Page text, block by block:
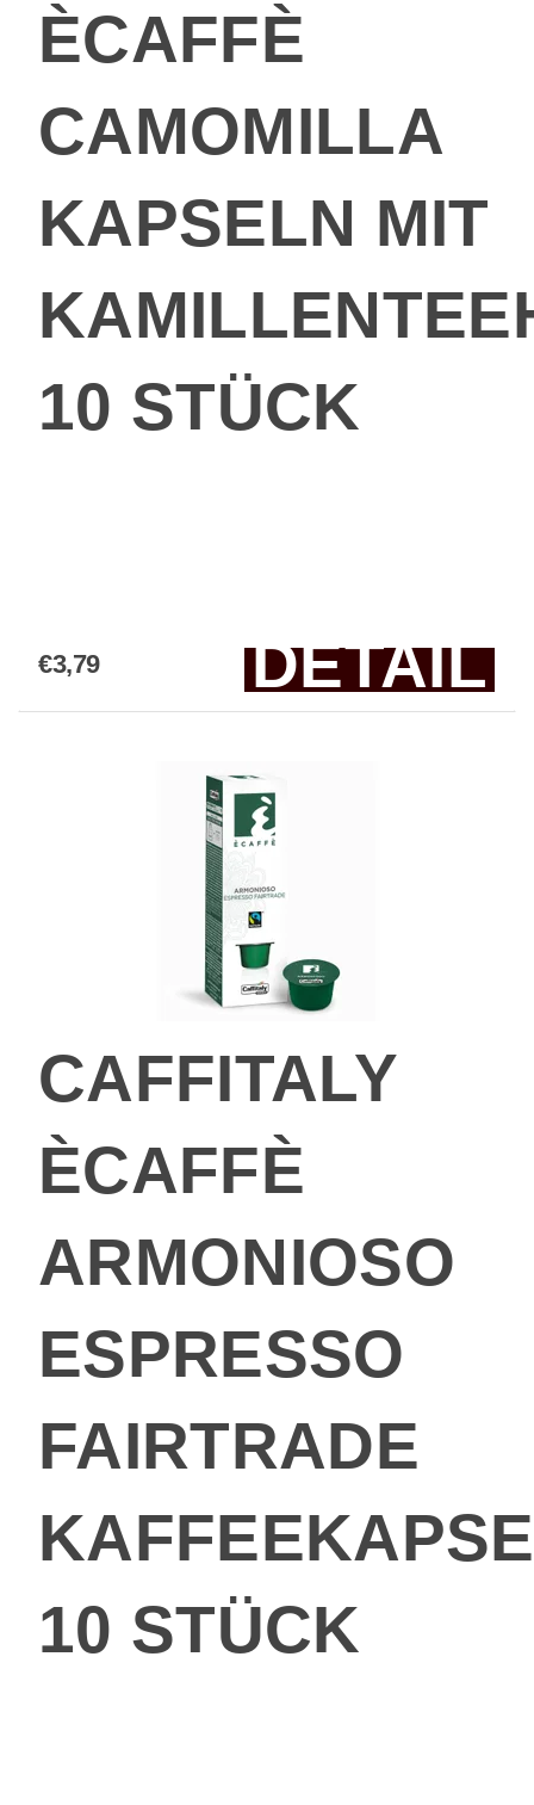
ÈCAFFÈ
CAMOMILLA
KAPSELN MIT
0 STÜCK
€3,79 DETAIL
CAFFITALY
ÈCAFFÈ
ARMONIOSO
ESPRESSO
FAIRTRADE
10 STÜCK